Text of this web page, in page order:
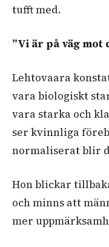
tufft med.
”Vi är på väg mot
Lehtovaara
vara biologiskt
vara starka och
ser kvinnliga
normaliserat blir
Hon blickar
och minns att
mer